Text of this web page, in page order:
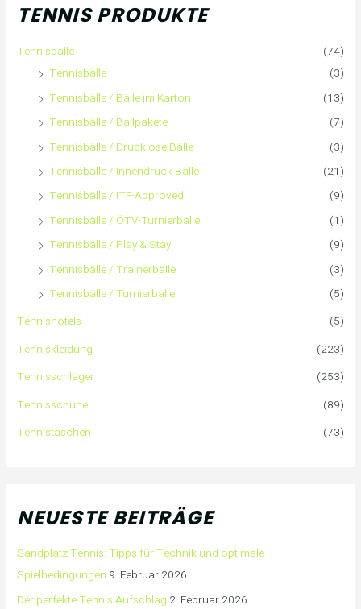
TENNIS PRODUKTE
Tennisbälle
(74)
Tennisbälle
(3)
Tennisbälle / Bälle im Karton
(13)
Tennisbälle / Ballpakete
(7)
Tennisbälle / Drucklose Bälle
(3)
Tennisbälle / Innendruck Bälle
(21)
Tennisbälle / ITF-Approved
(9)
Tennisbälle / ÖTV-Turnierbälle
(1)
Tennisbälle / Play & Stay
(9)
Tennisbälle / Trainerbälle
(3)
Tennisbälle / Turnierbälle
(5)
Tennishotels
(5)
Tenniskleidung
(223)
Tennisschläger
(253)
Tennisschuhe
(89)
Tennistaschen
(73)
NEUESTE BEITRÄGE
Sandplatz Tennis: Tipps für Technik und optimale
Spielbedingungen 9. Februar 2026
Der perfekte Tennis Aufschlag 2. Februar 2026